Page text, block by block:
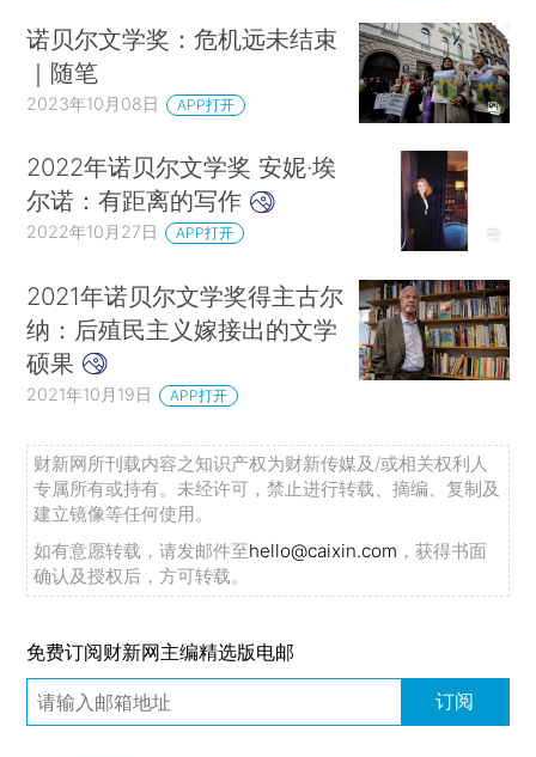
诺贝尔文学奖：危机远未结束
｜随笔
2023年10月08日 APP打开
2022年诺贝尔文学奖 安妮·埃
尔诺：有距离的写作
2022年10月27日 APP打开
2021年诺贝尔文学奖得主古尔
纳：后殖民主义嫁接出的文学
硕果
2021年10月19日 APP打开
财新网所刊载内容之知识产权为财新传媒及/或相关权利人
专属所有或持有。未经许可，禁止进行转载、摘编、复制及
建立镜像等任何使用。
如有意愿转载，请发邮件至hello@caixin.com ，获得书面
确认及授权后，方可转载。
免费订阅财新网主编精选版电邮
订阅